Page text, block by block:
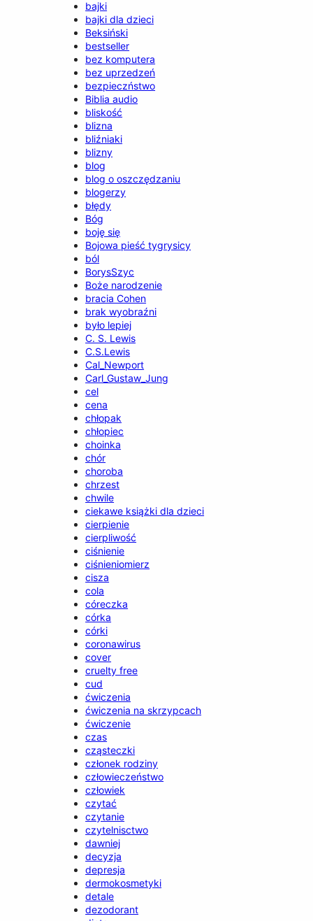
bajki
bajki dla dzieci
Beksiński
bestseller
bez komputera
bez uprzedzeń
bezpieczństwo
Biblia audio
bliskość
blizna
bliźniaki
blizny
blog
blog o oszczędzaniu
blogerzy
błędy
Bóg
boję się
Bojowa pieść tygrysicy
ból
BorysSzyc
Boże narodzenie
bracia Cohen
brak wyobraźni
było lepiej
C. S. Lewis
C.S.Lewis
Cal_Newport
Carl_Gustaw_Jung
cel
cena
chłopak
chłopiec
choinka
chór
choroba
chrzest
chwile
ciekawe książki dla dzieci
cierpienie
cierpliwość
ciśnienie
ciśnieniomierz
cisza
cola
córeczka
córka
córki
coronawirus
cover
cruelty free
cud
ćwiczenia
ćwiczenia na skrzypcach
ćwiczenie
czas
cząsteczki
członek rodziny
człowieczeństwo
człowiek
czytać
czytanie
czytelnisctwo
dawniej
decyzja
depresja
dermokosmetyki
detale
dezodorant